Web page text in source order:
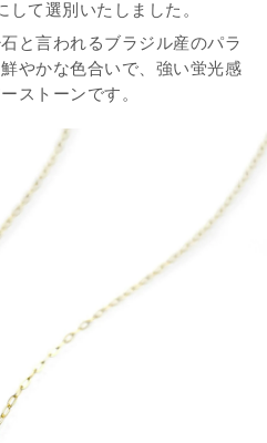
して選別いたしました。
と言われるブラジル産のパラ
やかな色合いで、強い蛍光感
ストーンです。